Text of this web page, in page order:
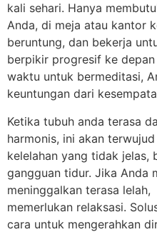
kali sehari. Hanya
Anda, di meja atau kantor
beruntung, dan bekerja
berpikir progresif ke
waktu untuk bermeditasi,
keuntungan dari
Ketika tubuh anda terasa
harmonis, ini akan
kelelahan yang tidak jelas,
gangguan tidur. Jika Anda
meninggalkan terasa
memerlukan relaksasi.
cara untuk mengerahkan